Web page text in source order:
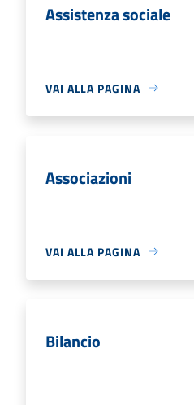
Assistenza sociale
VAI ALLA PAGINA
Associazioni
VAI ALLA PAGINA
Bilancio